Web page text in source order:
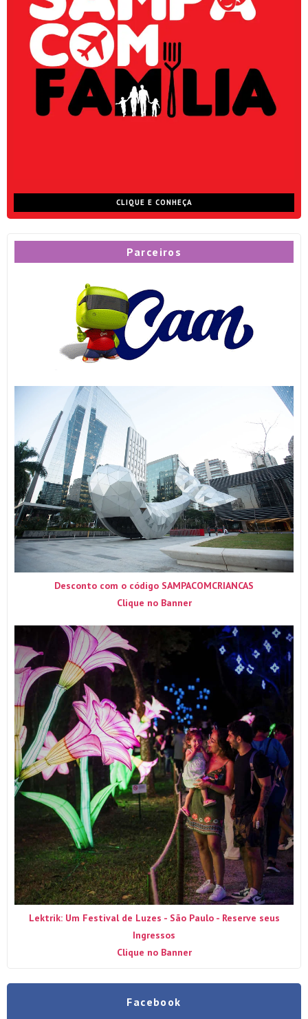
CLIQUE E CONHEÇA
Parceiros
Desconto com o código SAMPACOMCRIANCAS
Clique no Banner
Lektrik: Um Festival de Luzes - São Paulo - Reserve seus
Ingressos
Clique no Banner
Facebook